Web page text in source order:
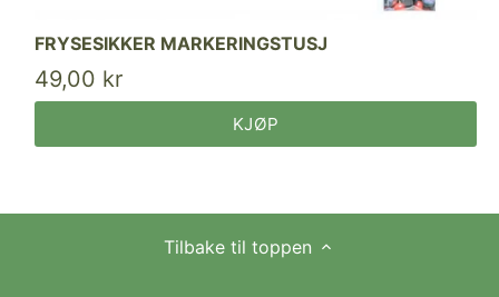
FRYSESIKKER MARKERINGSTUSJ
49,00 kr
KJØP
Tilbake til toppen